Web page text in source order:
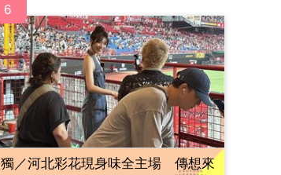
6
獨／河北彩花現身味全主場 傳想來